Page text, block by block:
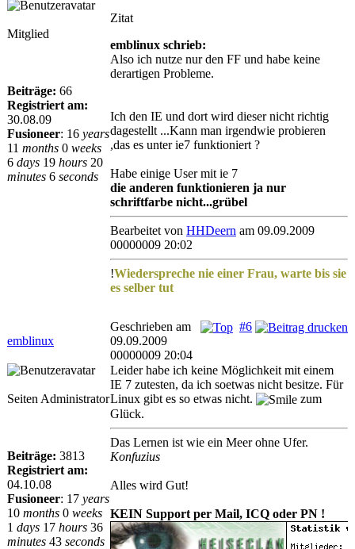
Mitglied
Beiträge: 66
Registriert am:
30.08.09
Fusioneer: 16 years
11 months 0 weeks
6 days 19 hours 20
minutes 6 seconds
Zitat
emblinux schrieb:
Also ich nutze nur den FF und habe keine
derartigen Probleme.
Ich den IE und dort wird dieser nicht richtig
dagestellt ...Kann man irgendwie probieren
,das es unter ie7 funktioniert ?
Habe einige User mit ie 7
die anderen funktionieren ja nur
schriftfarbe nicht...grübel
Bearbeitet von HHDeern am 09.09.2009
00000009 20:02
!Wiederspreche nie einer Frau, warte bis sie
es selber tut
emblinux
#6
Geschrieben am
09.09.2009
00000009 20:04
Seiten Administrator
Beiträge: 3813
Registriert am:
04.10.08
Fusioneer: 17 years
10 months 0 weeks
1 days 17 hours 36
minutes 43 seconds
Leider habe ich keine Möglichkeit mit einem
IE 7 zutesten, da ich soetwas nicht besitze. Für
Linux gibt es so etwas nicht.
zum
Glück.
Das Lernen ist wie ein Meer ohne Ufer.
Konfuzius
Alles wird Gut!
KEIN Support per Mail, ICQ oder PN !